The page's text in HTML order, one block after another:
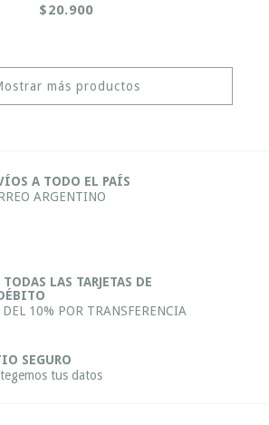
$20.900
más productos
A TODO EL PAÍS
ARGENTINO
LAS TARJETAS DE
DEL 10% POR TRANSFERENCIA
SEGURO
tus datos